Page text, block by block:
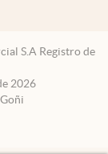
S.A Registro de
2026